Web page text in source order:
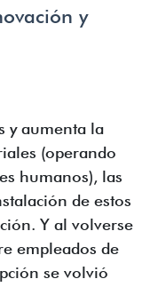
y
y aumenta la
(operando
humanos), las
de estos
Y al volverse
empleados de
se volvió